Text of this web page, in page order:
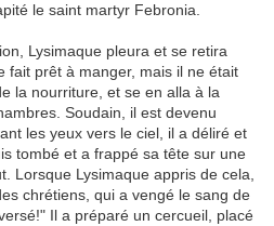
le saint martyr Febronia.
Lysimaque pleura et se retira
fait prêt à manger, mais il ne était
la nourriture, et se en alla à la
Soudain, il est devenu
les yeux vers le ciel, il a déliré et
tombé et a frappé sa tête sur une
Lorsque Lysimaque appris de cela,
chrétiens, qui a vengé le sang de
Il a préparé un cercueil, placé